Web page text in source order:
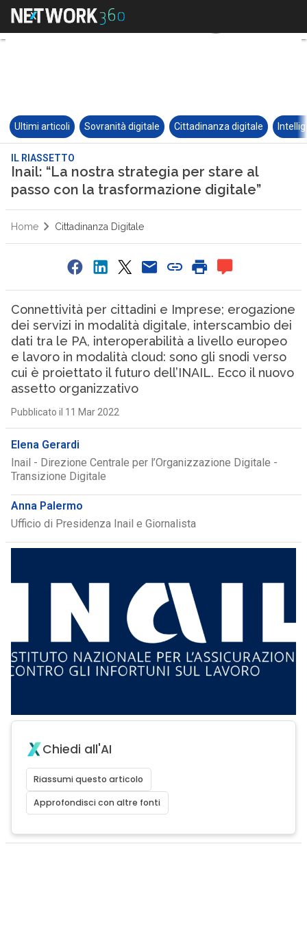
Ultimi articoli Sovranità digitale Cittadinanza digitale
IL RIASSETTO
Inail: “La nostra strategia per stare al
passo con la trasformazione digitale”
Home Cittadinanza Digitale
Connettività per cittadini e Imprese; erogazione
dei servizi in modalità digitale, interscambio dei
dati tra le PA, interoperabilità a livello europeo
e lavoro in modalità cloud: sono gli snodi verso
cui è proiettato il futuro dell’INAIL. Ecco il nuovo
assetto organizzativo
Pubblicato il 11 Mar 2022
Elena Gerardi
Inail - Direzione Centrale per l’Organizzazione Digitale -
Transizione Digitale
Anna Palermo
Ufficio di Presidenza Inail e Giornalista
Chiedi all'AI
Riassumi questo articolo
Approfondisci con altre fonti